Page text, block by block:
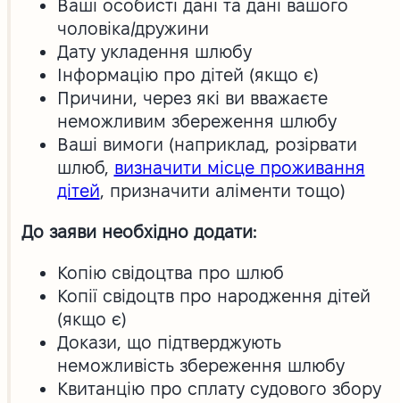
Ваші особисті дані та дані вашого
чоловіка/дружини
Дату укладення шлюбу
Інформацію про дітей (якщо є)
Причини, через які ви вважаєте
неможливим збереження шлюбу
Ваші вимоги (наприклад, розірвати
шлюб, визначити місце проживання
дітей, призначити аліменти тощо)
До заяви необхідно додати:
Копію свідоцтва про шлюб
Копії свідоцтв про народження дітей
(якщо є)
Докази, що підтверджують
неможливість збереження шлюбу
Квитанцію про сплату судового збору